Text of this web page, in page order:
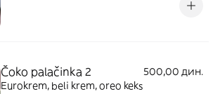
Čoko palačinka 2
500,00 дин.
Eurokrem, beli krem, oreo keks